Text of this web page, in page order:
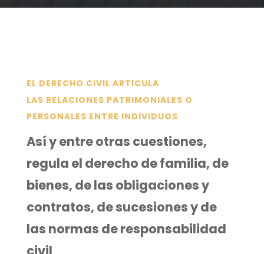
EL DERECHO CIVIL ARTICULA
LAS RELACIONES PATRIMONIALES O
PERSONALES ENTRE INDIVIDUOS
Así y entre otras cuestiones,
regula el derecho de familia, de
bienes, de las obligaciones y
contratos, de sucesiones y de
las normas de responsabilidad